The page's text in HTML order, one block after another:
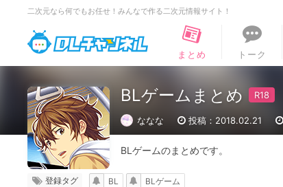
二次元なら何でもお任せ！みんなで作る二次元情報サイト！
DLチャンネル
まとめ
トーク
BLゲームまとめ
ななな 投稿：2018.02.21
BLゲームのまとめです。
登録タグ BL BLゲーム